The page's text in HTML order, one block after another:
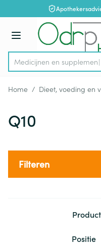
Ga naar de inhoud
Menu
Product, merk, categorie...
Med
Home / Dieet, voeding en
Q10
Filteren
Sorteer